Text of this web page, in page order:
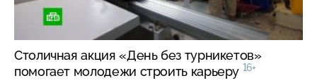
Столичная акция «День без турникетов»
помогает молодежи строить карьеру 16+